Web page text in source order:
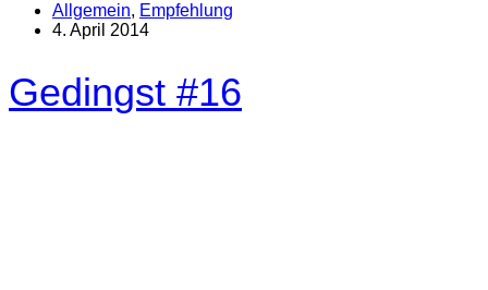
Allgemein, Empfehlung
4. April 2014
Gedingst #16